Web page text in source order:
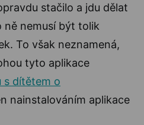
stačilo a jdu dělat
ně nemusí být tolik
To však neznamená,
tyto aplikace
s dítětem o
nainstalováním aplikace